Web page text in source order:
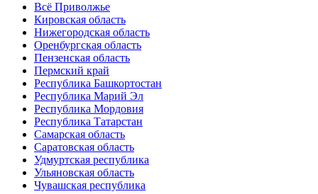
Всё Приволжье
Кировская область
Нижегородская область
Оренбургская область
Пензенская область
Пермский край
Республика Башкортостан
Республика Марий Эл
Республика Мордовия
Республика Татарстан
Самарская область
Саратовская область
Удмуртская республика
Ульяновская область
Чувашская республика